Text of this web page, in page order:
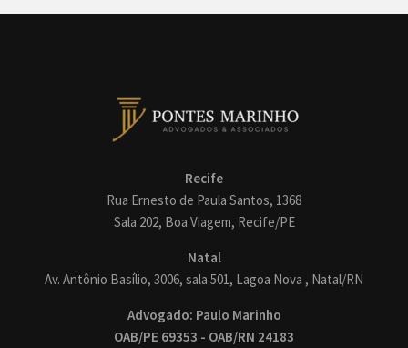
Recife
Rua Ernesto de Paula Santos, 1368
Sala 202, Boa Viagem, Recife/PE
Natal
Av. Antônio Basílio, 3006, sala 501, Lagoa Nova , Natal/RN
Advogado: Paulo Marinho
OAB/PE 69353 - OAB/RN 24183